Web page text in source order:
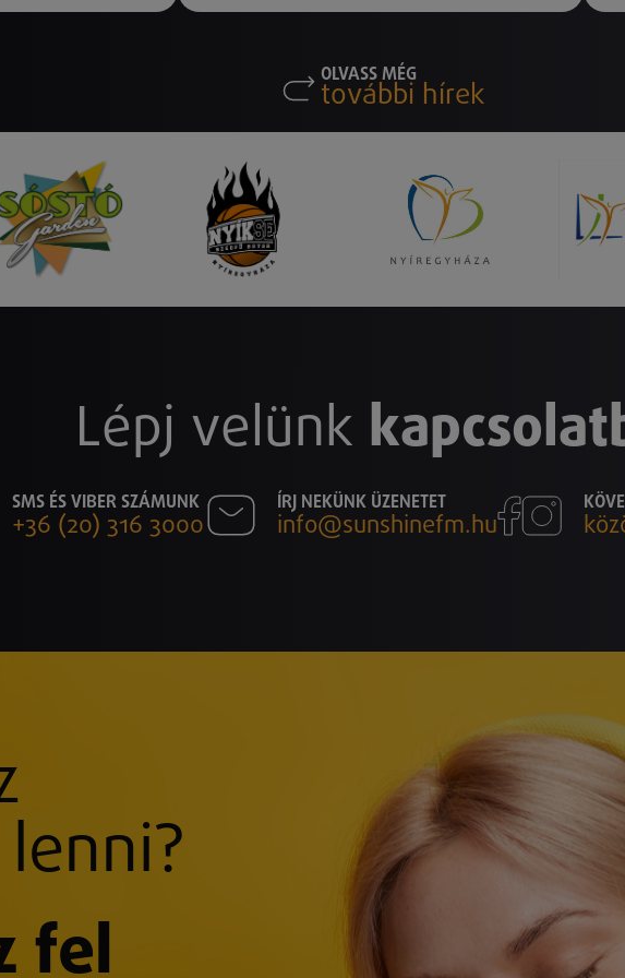
OLVASS MÉG
további hírek
Lépj velünk
SMS ÉS VIBER SZÁMUNK
+36 (20) 316 3000
ÍRJ NEKÜNK ÜZENETET
info@sunshinefm.hu
fel